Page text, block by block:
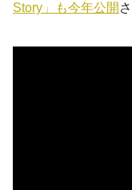
Story」も今年公開